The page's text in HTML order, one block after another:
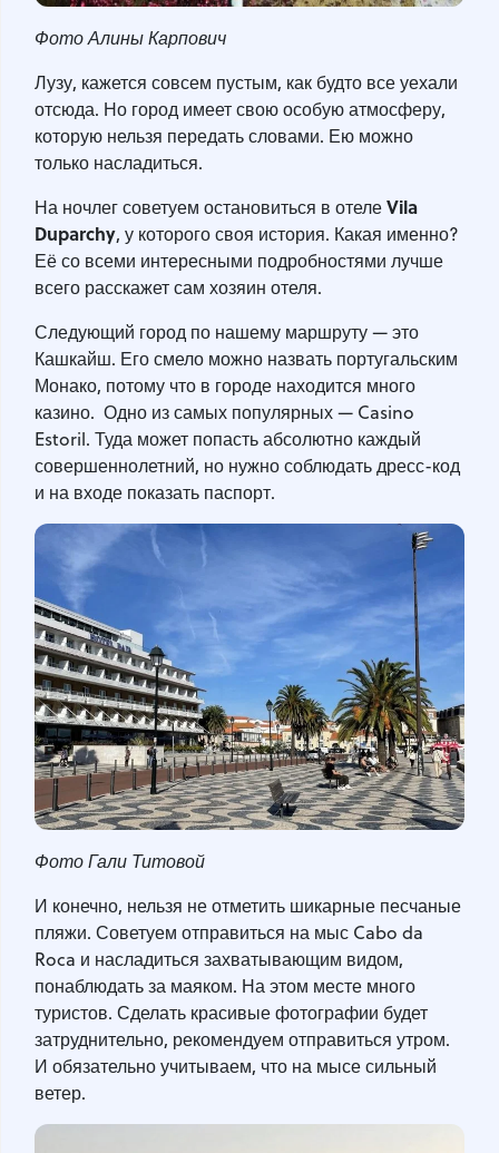
Фото Алины Карпович
Лузу, кажется совсем пустым, как будто все уехали
отсюда. Но город имеет свою особую атмосферу,
которую нельзя передать словами. Ею можно
только насладиться.
На ночлег советуем остановиться в отелеVila
Duparchy, у которого своя история. Какая именно?
Её со всеми интересными подробностями лучше
всего расскажет сам хозяин отеля.
Следующий город по нашему маршруту — это
Кашкайш. Его смело можно назвать португальским
Монако, потому что в городе находится много
казино. Одно из самых популярных — Casino
Estoril. Туда может попасть абсолютно каждый
совершеннолетний, но нужно соблюдать дресс-код
и на входе показать паспорт.
ФотоГали Титовой
И конечно, нельзя не отметить шикарные песчаные
пляжи. Советуем отправиться на мыс Cabo da
Roca и насладиться захватывающим видом,
понаблюдать за маяком. На этом месте много
туристов. Сделать красивые фотографии будет
затруднительно, рекомендуем отправиться утром.
И обязательно учитываем, что на мысе сильный
ветер.